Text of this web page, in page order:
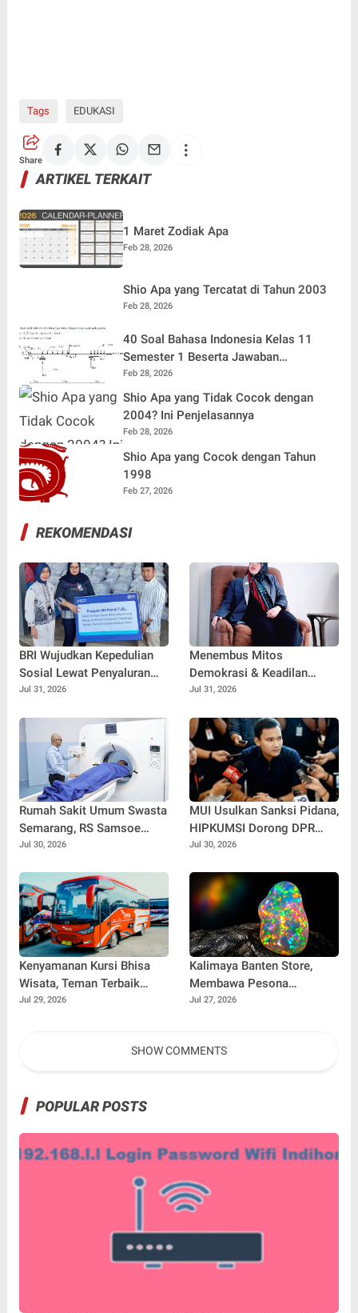
Tags EDUKASI
Share
ARTIKEL TERKAIT
1 Maret Zodiak Apa
Feb 28, 2026
Shio Apa yang Tercatat di Tahun 2003
Feb 28, 2026
40 Soal Bahasa Indonesia Kelas 11
Semester 1 Beserta Jawaban
Terlengkap
Feb 28, 2026
Shio Apa yang Tidak Cocok dengan
2004? Ini Penjelasannya
Feb 28, 2026
Shio Apa yang Cocok dengan Tahun
1998
Feb 27, 2026
REKOMENDASI
BRI Wujudkan Kepedulian
Sosial Lewat Penyaluran
Paket Sembako di
Jul 31, 2026
Menembus Mitos
Demokrasi & Keadilan
Sosial: Adv. Fara Fariha
Simpati Publik dan Aksi
Main Hakim Sendiri
Jul 31, 2026
Rumah Sakit Umum Swasta
Semarang, RS Samsoe
Hidajat Perluas Layanan
Jul 30, 2026
MUI Usulkan Sanksi Pidana,
HIPKUMSI Dorong DPR
Segera Bertindak
Jul 30, 2026
Kenyamanan Kursi Bhisa
Wisata, Teman Terbaik
untuk Perjalanan Jauh
Jul 29, 2026
Kalimaya Banten Store,
Membawa Pesona
Kalimaya Banten
Jul 27, 2026
SHOW COMMENTS
POPULAR POSTS